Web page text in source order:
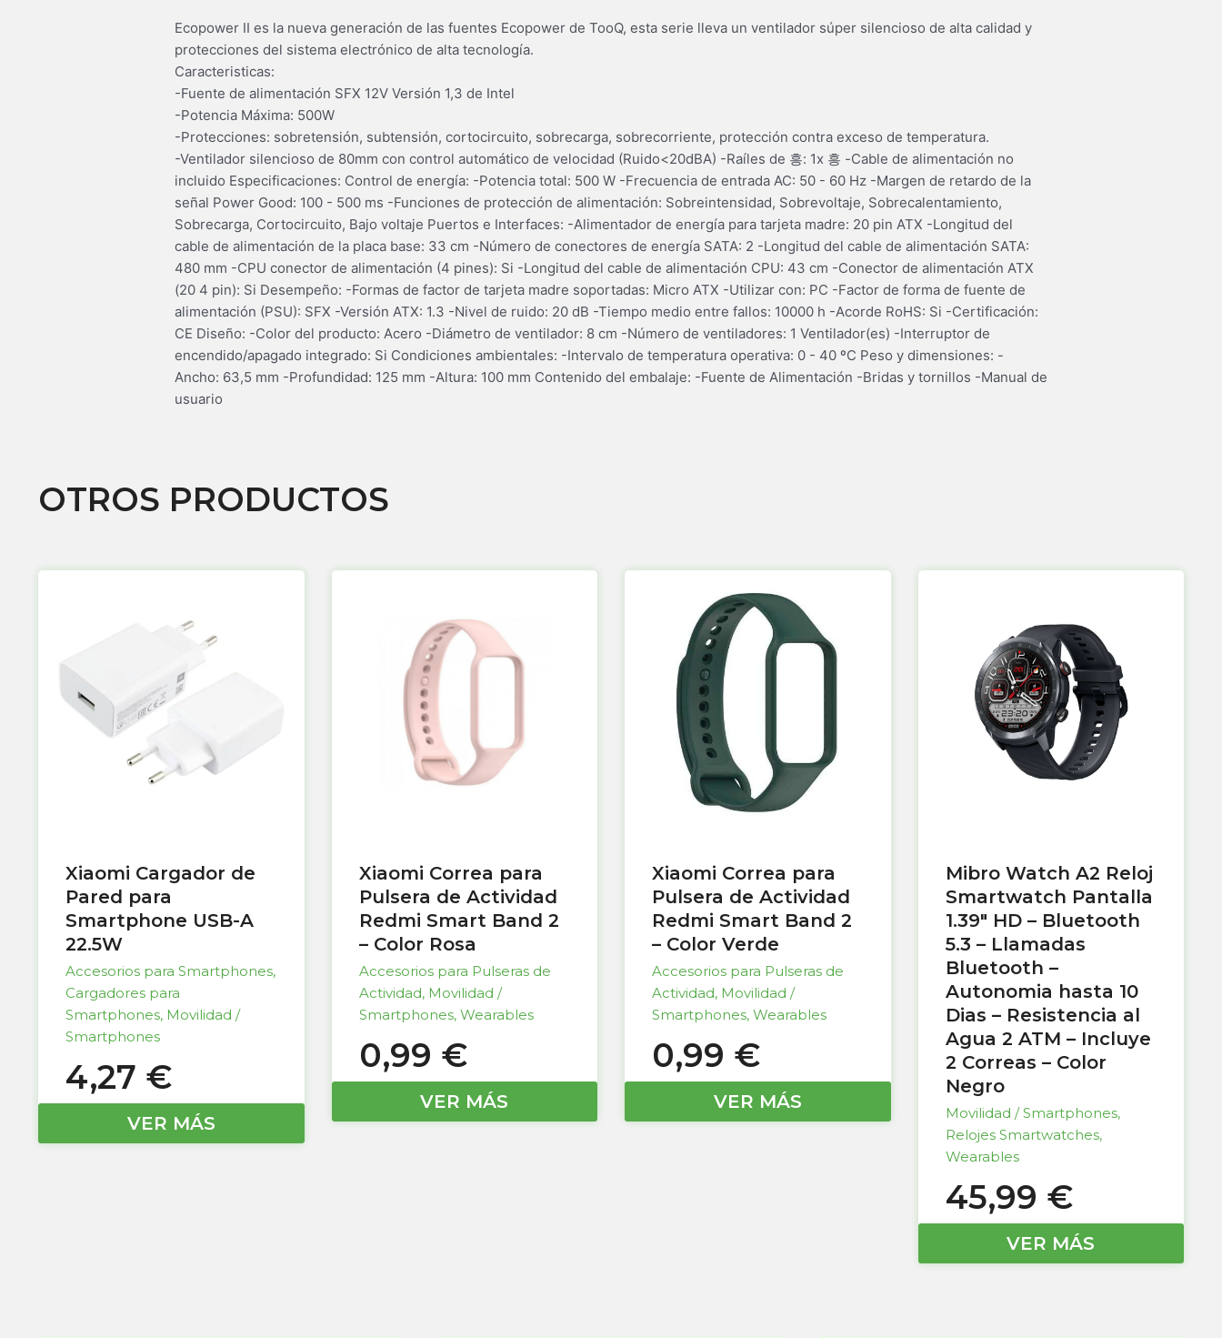
Ecopower II es la nueva generación de las fuentes Ecopower de TooQ, esta serie lleva un ventilador súper silencioso de alta calidad y
protecciones del sistema electrónico de alta tecnología.
Caracteristicas:
-Fuente de alimentación SFX 12V Versión 1,3 de Intel
-Potencia Máxima: 500W
-Protecciones: sobretensión, subtensión, cortocircuito, sobrecarga, sobrecorriente, protección contra exceso de temperatura.
-Ventilador silencioso de 80mm con control automático de velocidad (Ruido<20dBA) -Raíles de 흥: 1x 흥 -Cable de alimentación no
incluido Especificaciones: Control de energía: -Potencia total: 500 W -Frecuencia de entrada AC: 50 - 60 Hz -Margen de retardo de la
señal Power Good: 100 - 500 ms -Funciones de protección de alimentación: Sobreintensidad, Sobrevoltaje, Sobrecalentamiento,
Sobrecarga, Cortocircuito, Bajo voltaje Puertos e Interfaces: -Alimentador de energía para tarjeta madre: 20 pin ATX -Longitud del
cable de alimentación de la placa base: 33 cm -Número de conectores de energía SATA: 2 -Longitud del cable de alimentación SATA:
480 mm -CPU conector de alimentación (4 pines): Si -Longitud del cable de alimentación CPU: 43 cm -Conector de alimentación ATX
(20 4 pin): Si Desempeño: -Formas de factor de tarjeta madre soportadas: Micro ATX -Utilizar con: PC -Factor de forma de fuente de
alimentación (PSU): SFX -Versión ATX: 1.3 -Nivel de ruido: 20 dB -Tiempo medio entre fallos: 10000 h -Acorde RoHS: Si -Certificación:
CE Diseño: -Color del producto: Acero -Diámetro de ventilador: 8 cm -Número de ventiladores: 1 Ventilador(es) -Interruptor de
encendido/apagado integrado: Si Condiciones ambientales: -Intervalo de temperatura operativa: 0 - 40 ºC Peso y dimensiones: -
Ancho: 63,5 mm -Profundidad: 125 mm -Altura: 100 mm Contenido del embalaje: -Fuente de Alimentación -Bridas y tornillos -Manual de
usuario
OTROS PRODUCTOS
Xiaomi Cargador de
Pared para
Smartphone USB-A
22.5W
Accesorios para Smartphones,
Cargadores para
Smartphones, Movilidad /
Smartphones
4,27 €
VER MÁS
Xiaomi Correa para
Pulsera de Actividad
Redmi Smart Band 2
– Color Rosa
Accesorios para Pulseras de
Actividad, Movilidad /
Smartphones, Wearables
0,99 €
VER MÁS
Xiaomi Correa para
Pulsera de Actividad
Redmi Smart Band 2
– Color Verde
Accesorios para Pulseras de
Actividad, Movilidad /
Smartphones, Wearables
0,99 €
VER MÁS
Mibro Watch A2 Reloj
Smartwatch Pantalla
1.39″ HD – Bluetooth
5.3 – Llamadas
Bluetooth –
Autonomia hasta 10
Dias – Resistencia al
Agua 2 ATM – Incluye
2 Correas – Color
Negro
Movilidad / Smartphones,
Relojes Smartwatches,
Wearables
45,99 €
VER MÁS